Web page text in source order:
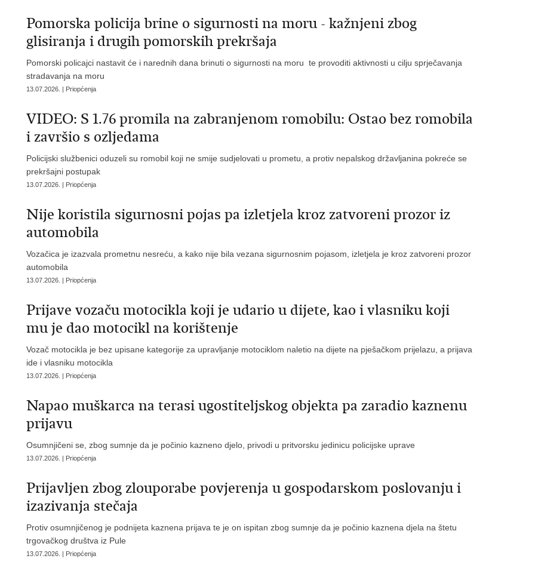
Pomorska policija brine o sigurnosti na moru - kažnjeni zbog
glisiranja i drugih pomorskih prekršaja
Pomorski policajci nastavit će i narednih dana brinuti o sigurnosti na moru te provoditi aktivnosti u cilju sprječavanja
stradavanja na moru
13.07.2026. | Priopćenja
VIDEO: S 1.76 promila na zabranjenom romobilu: Ostao bez romobila
i završio s ozljedama
Policijski službenici oduzeli su romobil koji ne smije sudjelovati u prometu, a protiv nepalskog državljanina pokreće se
prekršajni postupak
13.07.2026. | Priopćenja
Nije koristila sigurnosni pojas pa izletjela kroz zatvoreni prozor iz
automobila
Vozačica je izazvala prometnu nesreću, a kako nije bila vezana sigurnosnim pojasom, izletjela je kroz zatvoreni prozor
automobila
13.07.2026. | Priopćenja
Prijave vozaču motocikla koji je udario u dijete, kao i vlasniku koji
mu je dao motocikl na korištenje
Vozač motocikla je bez upisane kategorije za upravljanje motociklom naletio na dijete na pješačkom prijelazu, a prijava
ide i vlasniku motocikla
13.07.2026. | Priopćenja
Napao muškarca na terasi ugostiteljskog objekta pa zaradio kaznenu
prijavu
Osumnjičeni se, zbog sumnje da je počinio kazneno djelo, privodi u pritvorsku jedinicu policijske uprave
13.07.2026. | Priopćenja
Prijavljen zbog zlouporabe povjerenja u gospodarskom poslovanju i
izazivanja stečaja
Protiv osumnjičenog je podnijeta kaznena prijava te je on ispitan zbog sumnje da je počinio kaznena djela na štetu
trgovačkog društva iz Pule
13.07.2026. | Priopćenja